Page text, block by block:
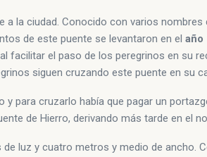
a la ciudad. Conocido con varios nombres
de este puente se levantaron en el año
facilitar el paso de los peregrinos en su
siguen cruzando este puente en su
para cruzarlo había que pagar un
de Hierro, derivando más tarde en el
luz y cuatro metros y medio de ancho.